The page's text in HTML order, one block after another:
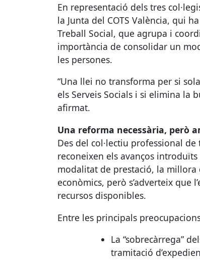
En representació dels tres
la Junta del COTS València, qui
Treball Social, que agrupa i
importància de consolidar un
les persones.
“Una llei no transforma per si
els Serveis Socials i si elimina la
afirmat.
Una reforma necessària, però
Des del col·lectiu professional
reconeixen els avanços
modalitat de prestació, la millora
econòmics, però s’adverteix que
recursos disponibles.
Entre les principals
La “sobrecàrrega”
tramitació